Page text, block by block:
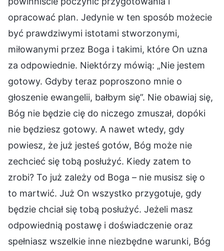
opracować plan. Jedynie w ten sposób możecie
być prawdziwymi istotami stworzonymi,
miłowanymi przez Boga i takimi, które On uzna
za odpowiednie. Niektórzy mówią: „Nie jestem
gotowy. Gdyby teraz poproszono mnie o
głoszenie ewangelii, bałbym się”. Nie obawiaj się,
Bóg nie będzie cię do niczego zmuszał, dopóki
nie będziesz gotowy. A nawet wtedy, gdy
powiesz, że już jesteś gotów, Bóg może nie
zechcieć się tobą posłużyć. Kiedy zatem to
zrobi? To już zależy od Boga – nie musisz się o
to martwić. Już On wszystko przygotuje, gdy
będzie chciał się tobą posłużyć. Jeżeli masz
odpowiednią postawę i doświadczenie oraz
spełniasz wszelkie inne niezbędne warunki, Bóg